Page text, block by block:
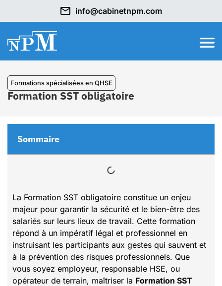
info@cabinetnpm.com
⁠Formations spécialisées en QHSE
Formation SST obligatoire
La Formation SST obligatoire constitue un enjeu
majeur pour garantir la sécurité et le bien-être des
salariés sur leurs lieux de travail. Cette formation
répond à un impératif légal et professionnel en
instruisant les participants aux gestes qui sauvent et
à la prévention des risques professionnels. Que
vous soyez employeur, responsable HSE, ou
opérateur de terrain, maîtriser la Formation SST
Sommaire